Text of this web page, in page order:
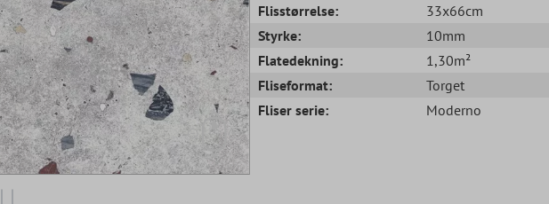
Flisstørrelse:
33x66cm
Styrke:
10mm
Flatedekning:
1,30m²
Fliseformat:
Torget
Fliser serie:
Moderno